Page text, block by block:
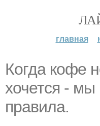
главная
Когда кофе
хочется -
правила.